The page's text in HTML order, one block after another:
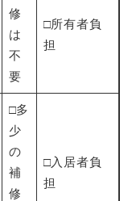
修
は
不
要
□所有者負
担
□多
少
の
補
修
□入居者負
担